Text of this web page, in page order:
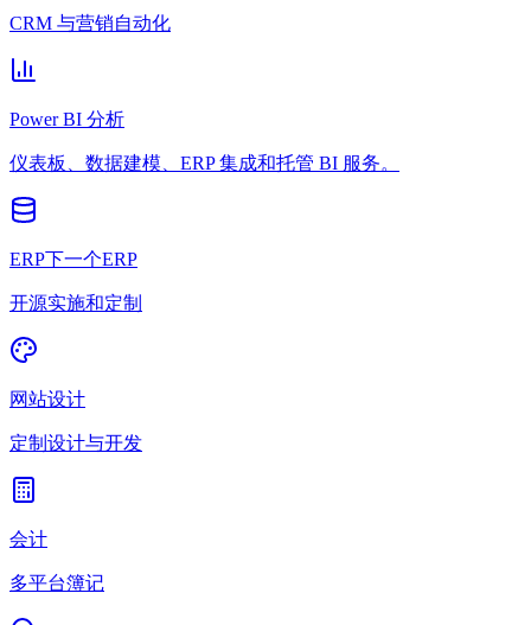
CRM 与营销自动化
Power BI 分析
仪表板、数据建模、ERP 集成和托管 BI 服务。
ERP下一个ERP
开源实施和定制
网站设计
定制设计与开发
会计
多平台簿记